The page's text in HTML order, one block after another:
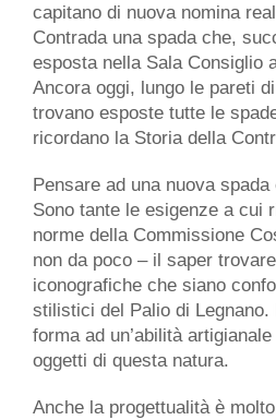
capitano di nuova nomina
Contrada una spada che,
esposta nella Sala Consiglio
Ancora oggi, lungo le pareti
trovano esposte tutte le
ricordano la Storia della
Pensare ad una nuova
Sono tante le esigenze a cui
norme della Commissione
non da poco – il saper
iconografiche che siano
stilistici del Palio di
forma ad un’abilità
oggetti di questa natura.
Anche la progettualità è